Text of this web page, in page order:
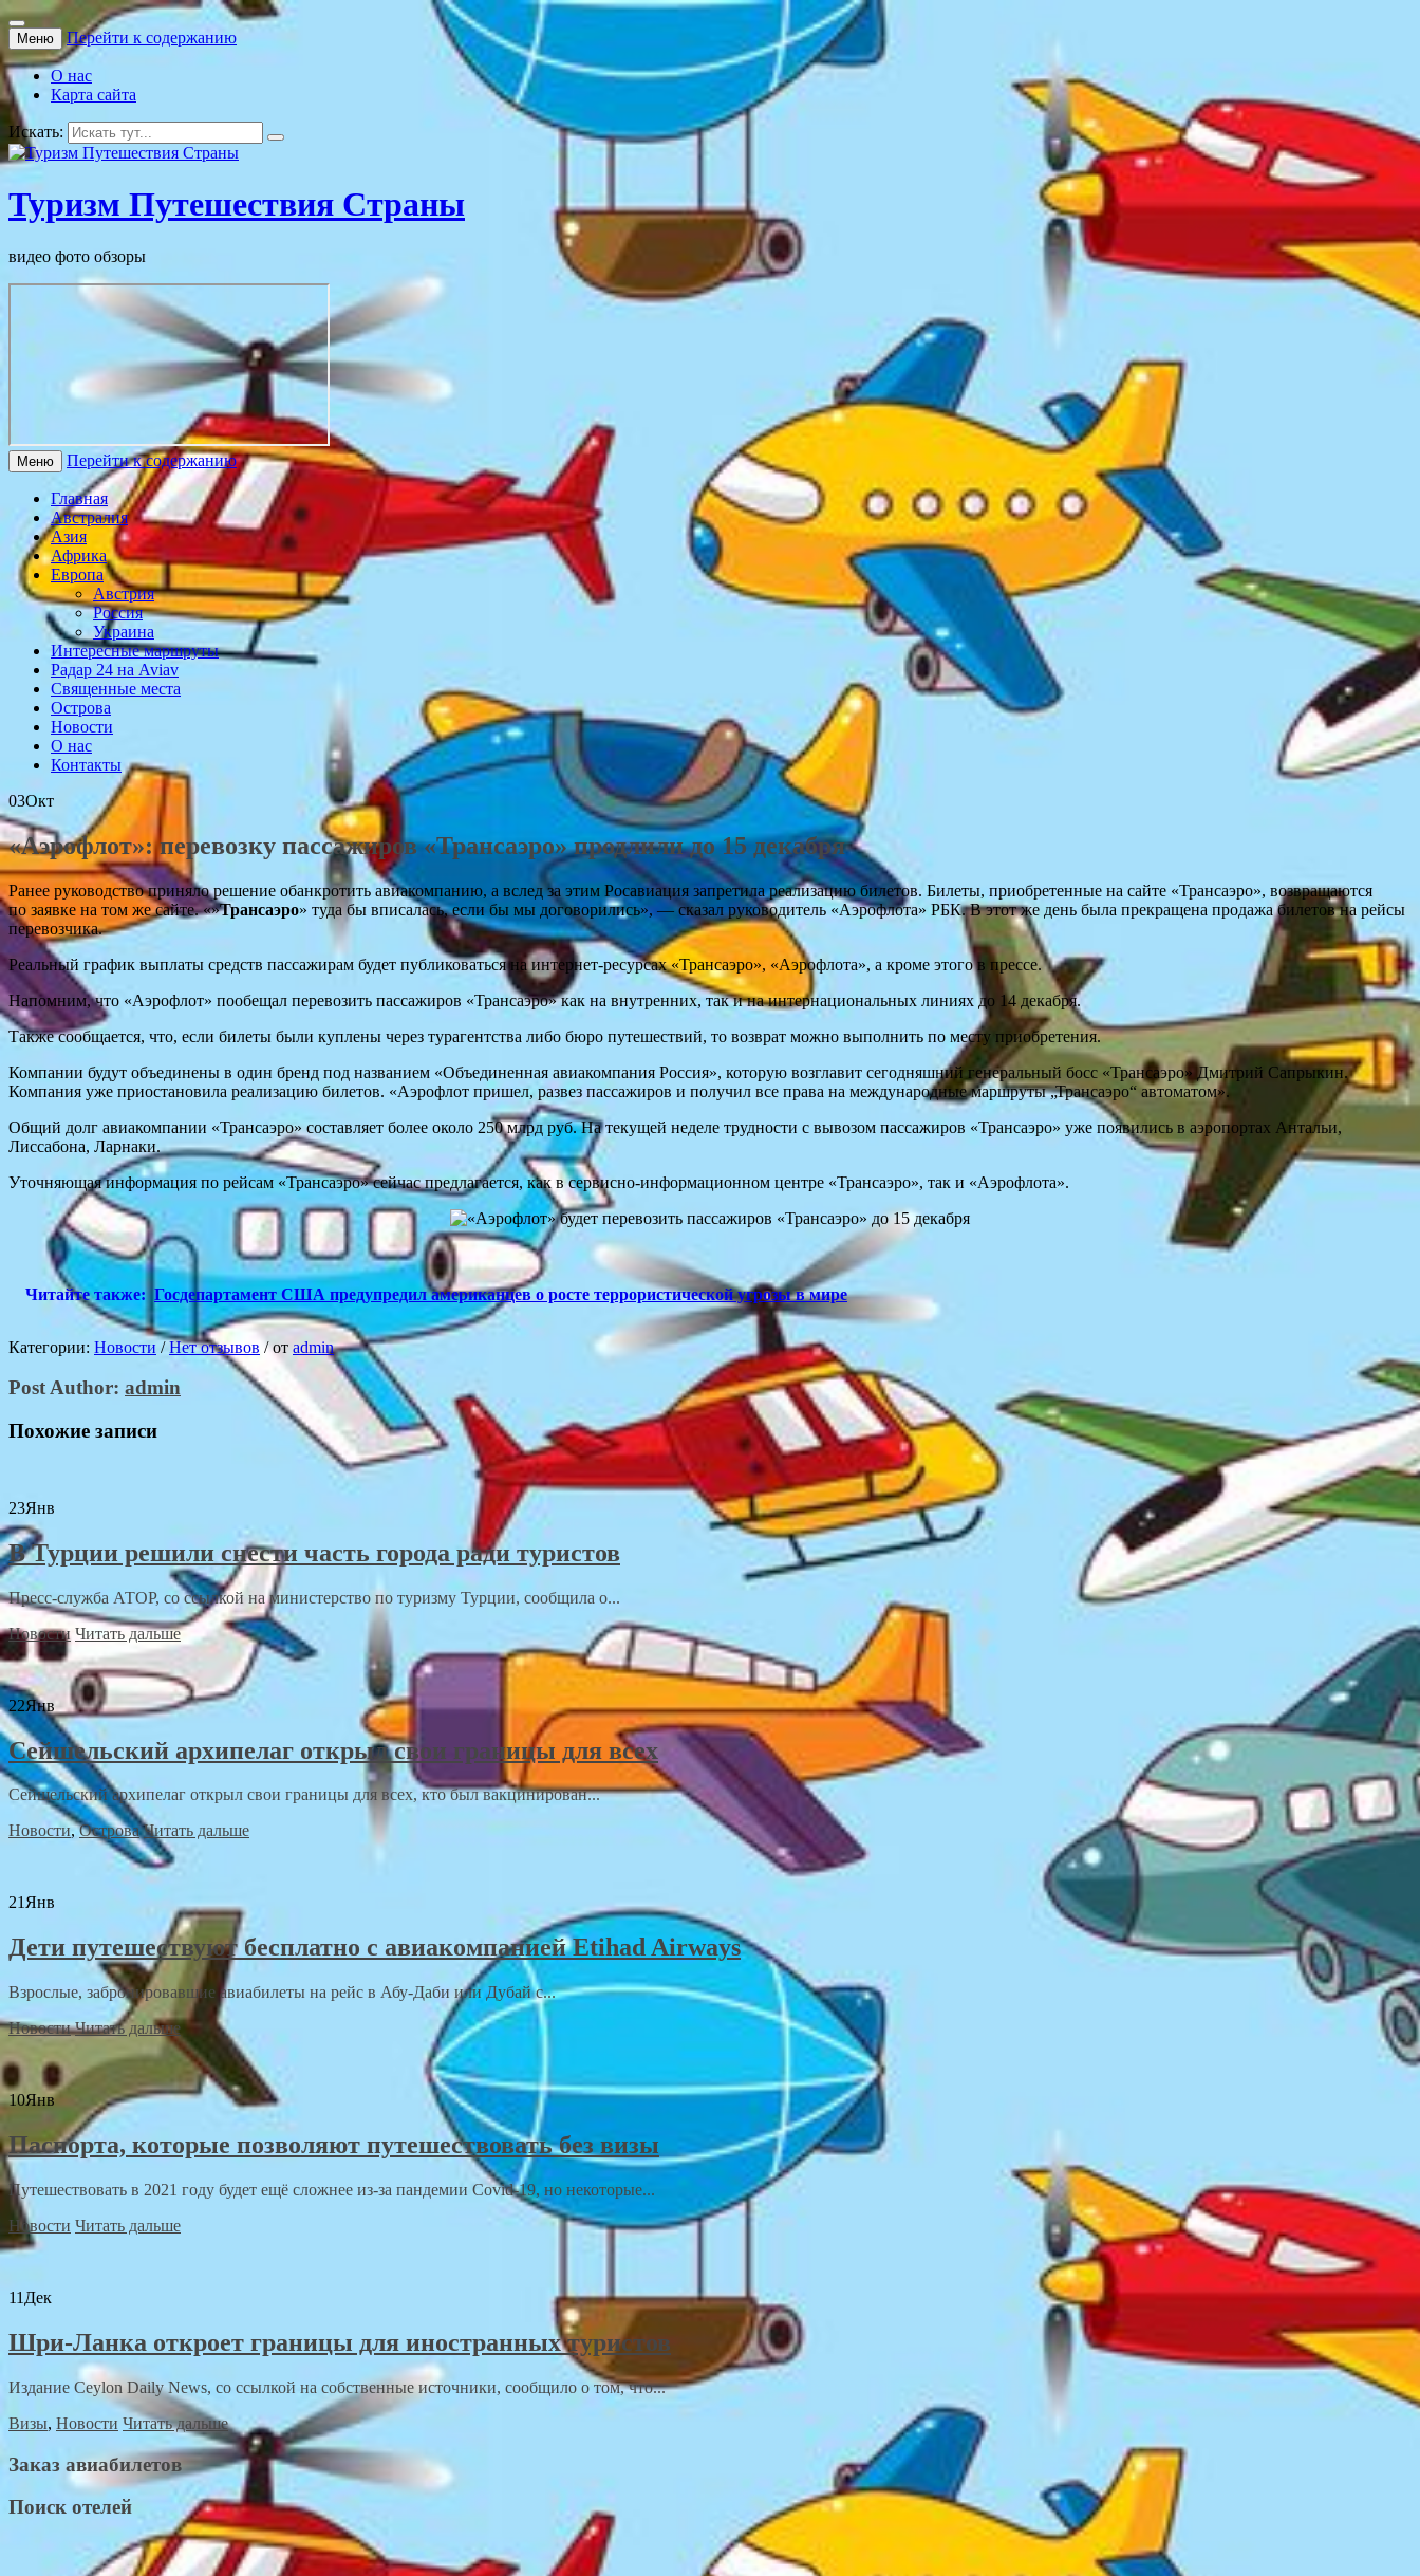
Меню Перейти к содержанию
О нас
Карта сайта
Искать:
Туризм Путешествия Страны
видео фото обзоры
Меню Перейти к содержанию
Главная
Австралия
Азия
Африка
Европа
Австрия
Россия
Украина
Интересные маршруты
Радар 24 на Aviav
Священные места
Острова
Новости
О нас
Контакты
03Окт
«Аэрофлот»: перевозку пассажиров «Трансаэро» продлили до 15 декабря
Ранее руководство приняло решение обанкротить авиакомпанию, а вслед за этим Росавиация запретила реализацию билетов. Билеты, приобретенные на сайте «Трансаэро», возвращаются
по заявке на том же сайте. «»Трансаэро» туда бы вписалась, если бы мы договорились», — сказал руководитель «Аэрофлота» РБК. В этот же день была прекращена продажа билетов на рейсы
перевозчика.
Реальный график выплаты средств пассажирам будет публиковаться на интернет-ресурсах «Трансаэро», «Аэрофлота», а кроме этого в прессе.
Напомним, что «Аэрофлот» пообещал перевозить пассажиров «Трансаэро» как на внутренних, так и на интернациональных линиях до 14 декабря.
Также сообщается, что, если билеты были куплены через турагентства либо бюро путешествий, то возврат можно выполнить по месту приобретения.
Компании будут объединены в один бренд под названием «Объединенная авиакомпания Россия», которую возглавит сегодняшний генеральный босс «Трансаэро» Дмитрий Сапрыкин.
Компания уже приостановила реализацию билетов. «Аэрофлот пришел, развез пассажиров и получил все права на международные маршруты „Трансаэро“ автоматом».
Общий долг авиакомпании «Трансаэро» составляет более около 250 млрд руб. На текущей неделе трудности с вывозом пассажиров «Трансаэро» уже появились в аэропортах Антальи,
Лиссабона, Ларнаки.
Уточняющая информация по рейсам «Трансаэро» cейчас предлагается, как в сервисно-информационном центре «Трансаэро», так и «Аэрофлота».
Читайте также: Госдепартамент США предупредил американцев о росте террористической угрозы в мире
Категории: Новости / Нет отзывов /от admin
Post Author: admin
Похожие записи
23Янв
В Турции решили снести часть города ради туристов
Пресс-служба АТОР, со ссылкой на министерство по туризму Турции, сообщила о...
Новости Читать дальше
22Янв
Сейшельский архипелаг открыл свои границы для всех
Сейшельский архипелаг открыл свои границы для всех, кто был вакцинирован...
Новости,Острова Читать дальше
21Янв
Дети путешествуют бесплатно с авиакомпанией Etihad Airways
Взрослые, забронировавшие авиабилеты на рейс в Абу-Даби или Дубай с...
Новости Читать дальше
10Янв
Паспорта, которые позволяют путешествовать без визы
Путешествовать в 2021 году будет ещё сложнее из-за пандемии Covid-19, но некоторые...
Новости Читать дальше
11 Дек
Шри-Ланка откроет границы для иностранных туристов
Издание Ceylon Daily News, со ссылкой на собственные источники, сообщило о том, что...
Визы, Новости Читать дальше
Заказ авиабилетов
Поиск отелей